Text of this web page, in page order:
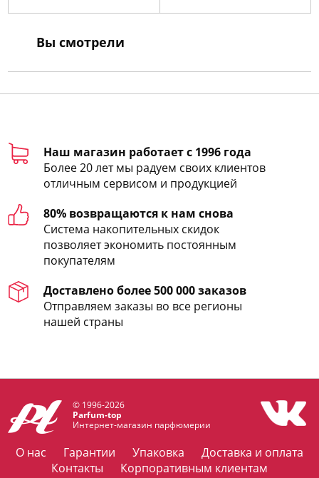
Вы смотрели
Наш магазин работает с 1996 года
Более 20 лет мы радуем своих клиентов
отличным сервисом и продукцией
80% возвращаются к нам снова
Система накопительных скидок
позволяет экономить постоянным
покупателям
Доставлено более 500 000 заказов
Отправляем заказы во все регионы
нашей страны
© 1996-2026
Parfum-top
Интернет-магазин парфюмерии
О нас Гарантии Упаковка
Доставка и оплата
Контакты
Корпоративным клиентам